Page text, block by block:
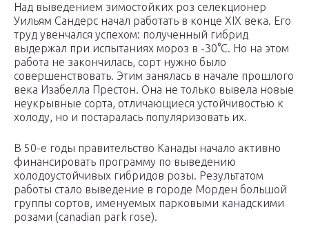
Над выведением зимостойких роз селекционер
Уильям Сандерс начал работать в конце ХIX века. Его
труд увенчался успехом: полученный гибрид
выдержал при испытаниях мороз в -30°С. Но на этом
работа не закончилась, сорт нужно было
совершенствовать. Этим занялась в начале прошлого
века Изабелла Престон. Она не только вывела новые
неукрывные сорта, отличающиеся устойчивостью к
холоду, но и постаралась популяризовать их.
В 50-е годы правительство Канады начало активно
финансировать программу по выведению
холодоустойчивых гибридов розы. Результатом
работы стало выведение в городе Морден большой
группы сортов, именуемых парковыми канадскими
розами (canadian park rose).